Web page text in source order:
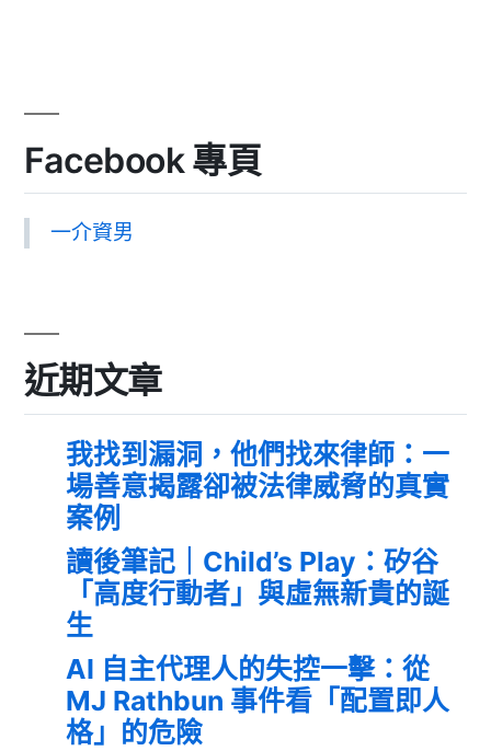
Facebook 專頁
一介資男
近期文章
我找到漏洞，他們找來律師：一
場善意揭露卻被法律威脅的真實
案例
讀後筆記｜Child’s Play：矽谷
「高度行動者」與虛無新貴的誕
生
AI 自主代理人的失控一擊：從
MJ Rathbun 事件看「配置即人
格」的危險